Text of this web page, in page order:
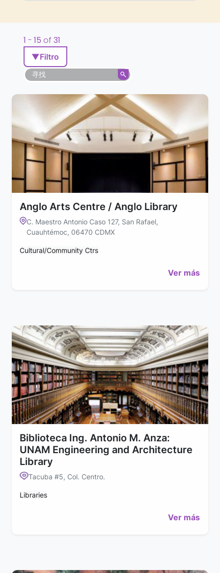
1 - 15 of 31
▼Filtro
Anglo Arts Centre / Anglo Library
C. Maestro Antonio Caso 127, San Rafael,
Cuauhtémoc, 06470 CDMX
Cultural/Community Ctrs
Ver más
Biblioteca Ing. Antonio M. Anza:
UNAM Engineering and Architecture
Library
Tacuba #5, Col. Centro.
Libraries
Ver más